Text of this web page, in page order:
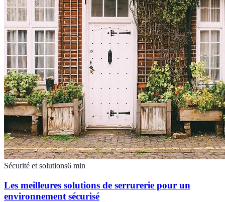
Sécurité et solutions6 min
Les meilleures solutions de serrurerie pour un
environnement sécurisé